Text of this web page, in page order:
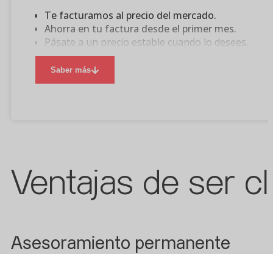
Te facturamos al precio del mercado.
Ahorra en tu factura desde el primer mes.
Pásate a un precio estable cuando lo desees.
Ahórrate las primas asociadas a la compra de
Saber más
Ventajas de ser
Asesoramiento permanente